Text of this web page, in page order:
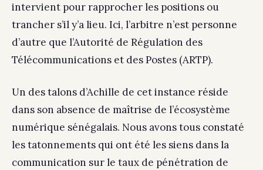
intervient pour rapprocher les positions ou
trancher s’il y’a lieu. Ici, l’arbitre n’est personne
d’autre que l’Autorité de Régulation des
Télécommunications et des Postes (ARTP).
Un des talons d’Achille de cet instance réside
dans son absence de maîtrise de l’écosystème
numérique sénégalais. Nous avons tous constaté
les tatonnements qui ont été les siens dans la
communication sur le taux de pénétration de